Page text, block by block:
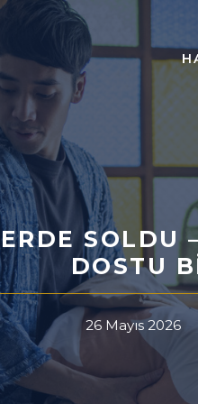
SOLDU
DOSTU
26 Mayıs 2026